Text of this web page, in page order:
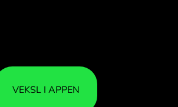
VEKSL I APPEN